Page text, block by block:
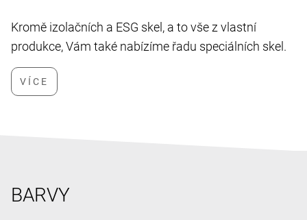
Kromě izolačních a ESG skel, a to vše z vlastní
produkce, Vám také nabízíme řadu speciálních skel.
BARVY